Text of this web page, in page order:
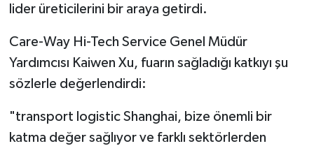
lider üreticilerini bir araya getirdi.
Care-Way Hi-Tech Service Genel Müdür
Yardımcısı Kaiwen Xu, fuarın sağladığı katkıyı şu
sözlerle değerlendirdi:
"transport logistic Shanghai, bize önemli bir
katma değer sağlıyor ve farklı sektörlerden